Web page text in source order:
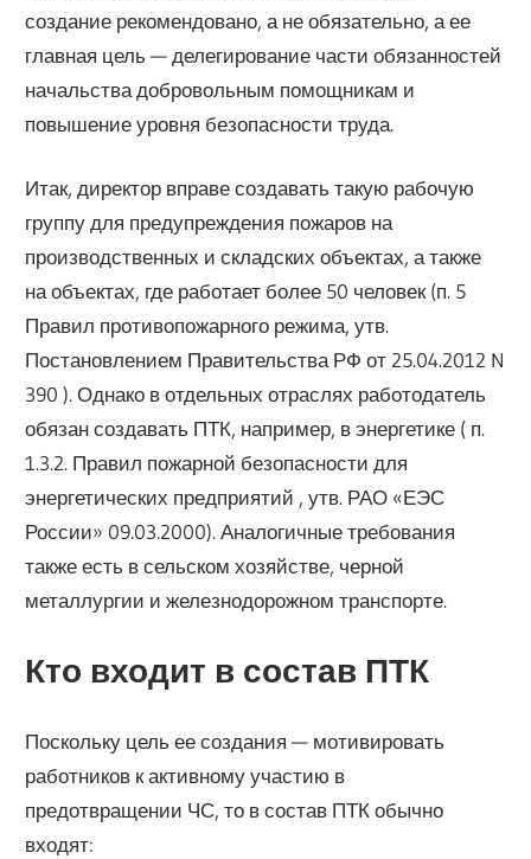
создание рекомендовано, а не обязательно, а ее
главная цель — делегирование части обязанностей
начальства добровольным помощникам и
повышение уровня безопасности труда.
Итак, директор вправе создавать такую рабочую
группу для предупреждения пожаров на
производственных и складских объектах, а также
на объектах, где работает более 50 человек (п. 5
Правил противопожарного режима, утв.
Постановлением Правительства РФ от 25.04.2012 N
390 ). Однако в отдельных отраслях работодатель
обязан создавать ПТК, например, в энергетике ( п.
1.3.2. Правил пожарной безопасности для
энергетических предприятий , утв. РАО «ЕЭС
России» 09.03.2000). Аналогичные требования
также есть в сельском хозяйстве, черной
металлургии и железнодорожном транспорте.
Кто входит в состав ПТК
Поскольку цель ее создания — мотивировать
работников к активному участию в
предотвращении ЧС, то в состав ПТК обычно
входят: